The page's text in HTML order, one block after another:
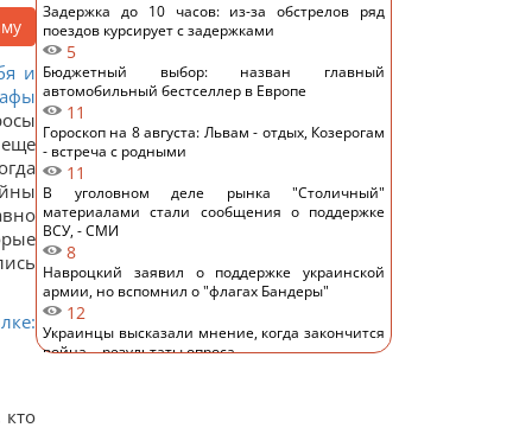
и
Задержка до 10 часов: из-за обстрелов ряд
поездов курсирует с задержками
5
Бюджетный выбор: назван главный
автомобильный бестселлер в Европе
11
Гороскоп на 8 августа: Львам - отдых, Козерогам
- встреча с родными
11
В уголовном деле рынка "Столичный"
материалами стали сообщения о поддержке
ВСУ, - СМИ
8
Навроцкий заявил о поддержке украинской
армии, но вспомнил о "флагах Бандеры"
12
Украинцы высказали мнение, когда закончится
война, - результаты опроса